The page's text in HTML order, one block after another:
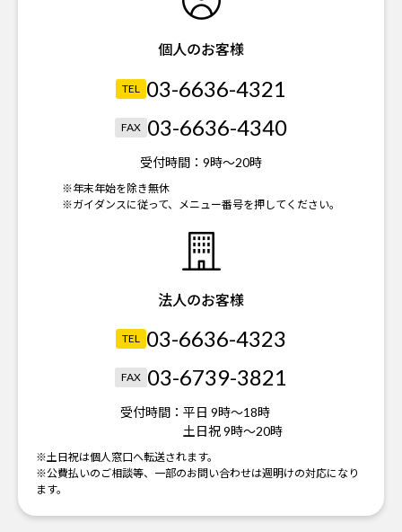
個人のお客様
TEL 03-6636-4321
FAX 03-6636-4340
受付時間： 9時～20時
※年末年始を除き無休
※ガイダンスに従って、メニュー番号を押してください。
法人のお客様
TEL 03-6636-4323
FAX 03-6739-3821
受付時間： 平日 9時～18時
土日祝 9時～20時
※土日祝は個人窓口へ転送されます。
※公費払いのご相談等、一部のお問い合わせは週明けの対応になり
ます。